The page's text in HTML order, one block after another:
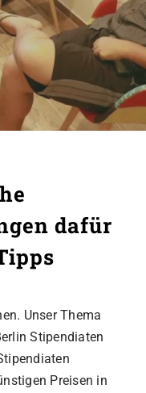
dafür
Unser Thema
Stipendiaten
Preisen in